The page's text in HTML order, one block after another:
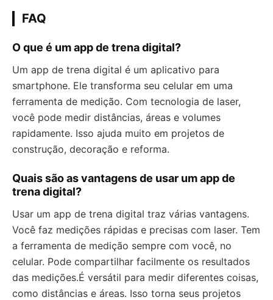
FAQ
O que é um app de trena digital?
Um app de trena digital é um aplicativo para
smartphone. Ele transforma seu celular em uma
ferramenta de medição. Com tecnologia de laser,
você pode medir distâncias, áreas e volumes
rapidamente. Isso ajuda muito em projetos de
construção, decoração e reforma.
Quais são as vantagens de usar um app de
trena digital?
Usar um app de trena digital traz várias vantagens.
Você faz medições rápidas e precisas com laser. Tem
a ferramenta de medição sempre com você, no
celular. Pode compartilhar facilmente os resultados
das medições.É versátil para medir diferentes coisas,
como distâncias e áreas. Isso torna seus projetos